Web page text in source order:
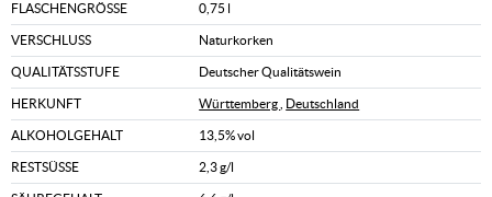
FLASCHENGRÖSSE 0,75 l
VERSCHLUSS Naturkorken
QUALITÄTSSTUFE Deutscher Qualitätswein
HERKUNFT Württemberg Deutschland
ALKOHOLGEHALT 13,5% vol
RESTSÜSSE 2,3 g/l